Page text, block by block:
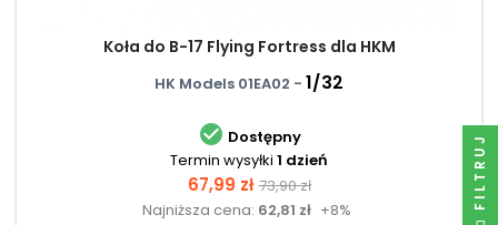
Koła do B-17 Flying Fortress dla HKM
HK Models 01EA02 - 1/32
 Dostępny
Termin wysyłki 1 dzień
Cena
67,99 zł Cena
podstawowa
73,90 zł
Najniższa cena: 62,81 zł +8% FILTRUJ